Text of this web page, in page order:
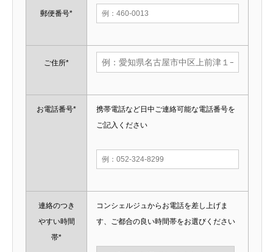
郵便番号*
ご住所*
お電話番号*
携帯電話など日中ご連絡可能な電話番号を
ご記入ください
連絡のつき
やすい時間
帯*
コンシェルジュからお電話を差し上げま
す、ご都合の良い時間帯をお選びください